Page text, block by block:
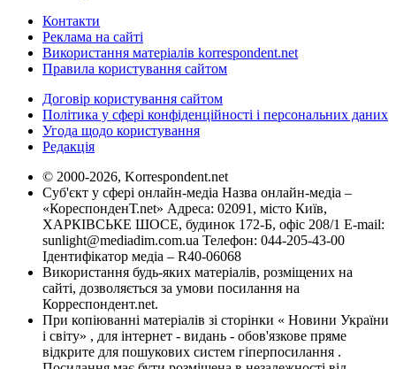
Контакти
Реклама на сайті
Використання матеріалів korrespondent.net
Правила користування сайтом
Договір користування сайтом
Політика у сфері конфіденційності і персональних даних
Угода щодо користування
Редакція
© 2000-2026, Korrespondent.net
Суб'єкт у сфері онлайн-медіа Назва онлайн-медіа –
«КореспонденТ.net» Адреса: 02091, місто Київ,
ХАРКІВСЬКЕ ШОСЕ, будинок 172-Б, офіс 208/1 E-mail:
sunlight@mediadim.com.ua Телефон: 044-205-43-00
Ідентифікатор медіа – R40-06068
Використання будь-яких матеріалів, розміщених на
сайті, дозволяється за умови посилання на
Корреспондент.net.
При копіюванні матеріалів зі сторінки « Новини України
і світу» , для інтернет - видань - обов'язкове пряме
відкрите для пошукових систем гіперпосилання .